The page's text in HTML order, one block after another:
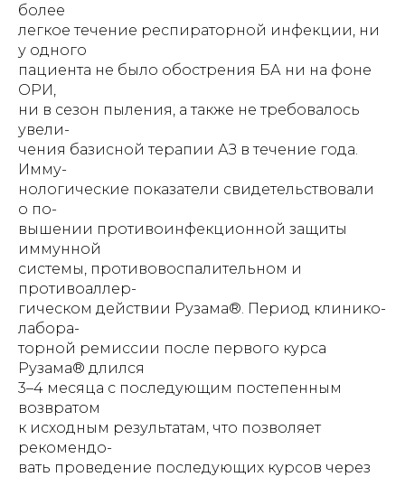
более
легкое течение респираторной инфекции, ни
у одного
пациента не было обострения БА ни на фоне
ОРИ,
ни в сезон пыления, а также не требовалось
увели-
чения базисной терапии АЗ в течение года.
Имму-
нологические показатели свидетельствовали
о по-
вышении противоинфекционной защиты
иммунной
системы, противовоспалительном и
противоаллер-
гическом действии Рузама®. Период клинико-
лабора-
торной ремиссии после первого курса
Рузама® длился
3–4 месяца с последующим постепенным
возвратом
к исходным результатам, что позволяет
рекомендо-
вать проведение последующих курсов через